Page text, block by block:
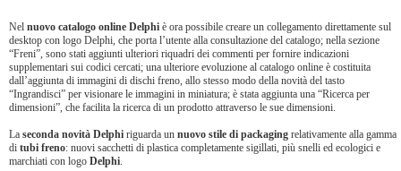
Nel nuovo catalogo online Delphi è ora possibile creare un collegamento direttamente sul
desktop con logo Delphi, che porta l’utente alla consultazione del catalogo; nella sezione
“Freni”, sono stati aggiunti ulteriori riquadri dei commenti per fornire indicazioni
supplementari sui codici cercati; una ulteriore evoluzione al catalogo online è costituita
dall’aggiunta di immagini di dischi freno, allo stesso modo della novità del tasto
“Ingrandisci” per visionare le immagini in miniatura; è stata aggiunta una “Ricerca per
dimensioni”, che facilita la ricerca di un prodotto attraverso le sue dimensioni.
La seconda novità Delphi riguarda un nuovo stile di packaging relativamente alla gamma
di tubi freno: nuovi sacchetti di plastica completamente sigillati, più snelli ed ecologici e
marchiati con logo Delphi.